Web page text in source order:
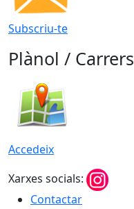
Subscriu-te
Plànol / Carrers
Accedeix
Xarxes socials:
Contactar